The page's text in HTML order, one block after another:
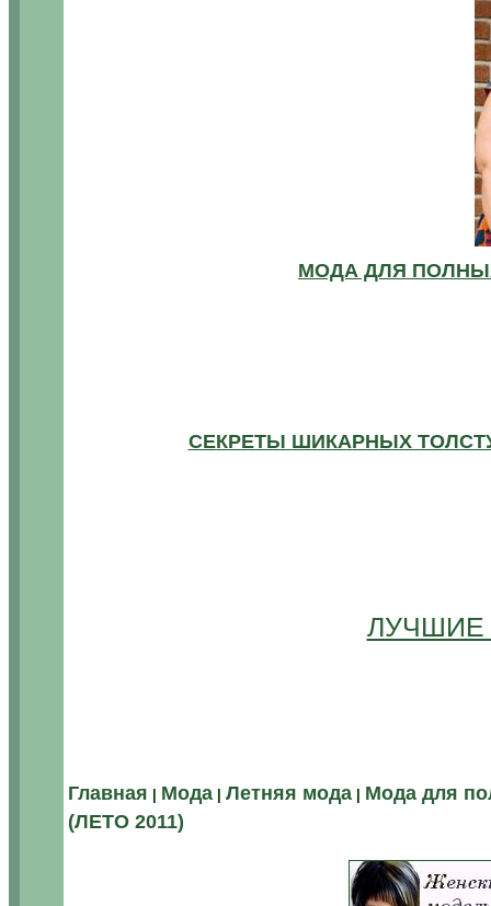
МОДА ДЛЯ
СЕКРЕТЫ ШИКАРНЫХ
ЛУЧШИЕ
Главная Мода Летняя мода
Мода для
(ЛЕТО 2011)